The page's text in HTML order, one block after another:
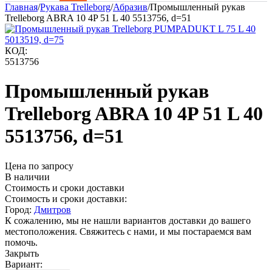
Главная/Рукава Trelleborg/Абразив/Промышленный рукав
Trelleborg ABRA 10 4P 51 L 40 5513756, d=51
КОД:
5513756
Промышленный рукав
Trelleborg ABRA 10 4P 51 L 40
5513756, d=51
Цена по запросу
В наличии
Стоимость и сроки доставки
Стоимость и сроки доставки:
Город: Дмитров
К сожалению, мы не нашли вариантов доставки до вашего
местоположения. Свяжитесь с нами, и мы постараемся вам
помочь.
Закрыть
Вариант: